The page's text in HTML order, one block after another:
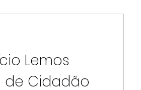
Lemos
de Cidadão